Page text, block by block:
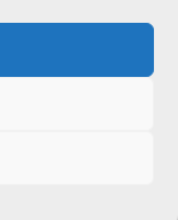
reservados